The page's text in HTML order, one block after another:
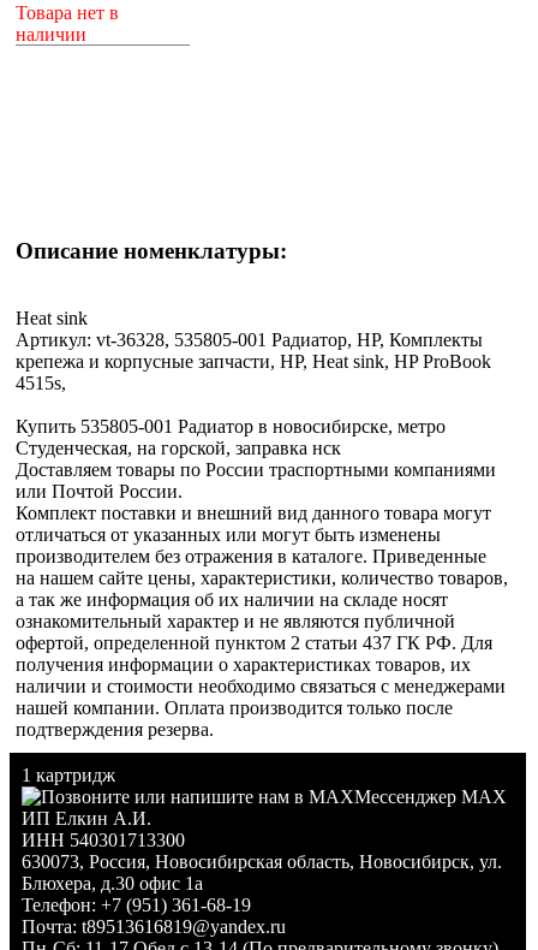
Товара нет в
наличии
Описание номенклатуры:
Heat sink
Артикул: vt-36328, 535805-001 Радиатор, HP, Комплекты
крепежа и корпусные запчасти, HP, Heat sink, HP ProBook
4515s,
Купить 535805-001 Радиатор в новосибирске, метро
Студенческая, на горской, заправка нск
Доставляем товары по России траспортными компаниями
или Почтой России.
Комплект поставки и внешний вид данного товара могут
отличаться от указанных или могут быть изменены
производителем без отражения в каталоге. Приведенные
на нашем сайте цены, характеристики, количество товаров,
а так же информация об их наличии на складе носят
ознакомительный характер и не являются публичной
офертой, определенной пунктом 2 статьи 437 ГК РФ. Для
получения информации о характеристиках товаров, их
наличии и стоимости необходимо связаться с менеджерами
нашей компании. Оплата производится только после
подтверждения резерва.
1 картридж
Мессенджер MAX
ИП Елкин А.И.
ИНН 540301713300
630073, Россия, Новосибирская область, Новосибирск, ул.
Блюхера, д.30 офис 1а
Телефон: +7 (951) 361-68-19
Почта: t89513616819@yandex.ru